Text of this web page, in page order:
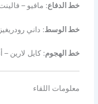
خط الدفاع: مافيو –
خط الوسط: داني
خط الهجوم: كايل لارين –
معلومات اللقاء